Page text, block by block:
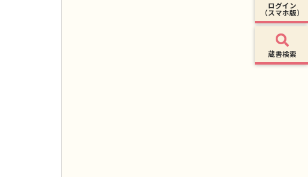
ログイン
（スマホ版）
蔵書検索